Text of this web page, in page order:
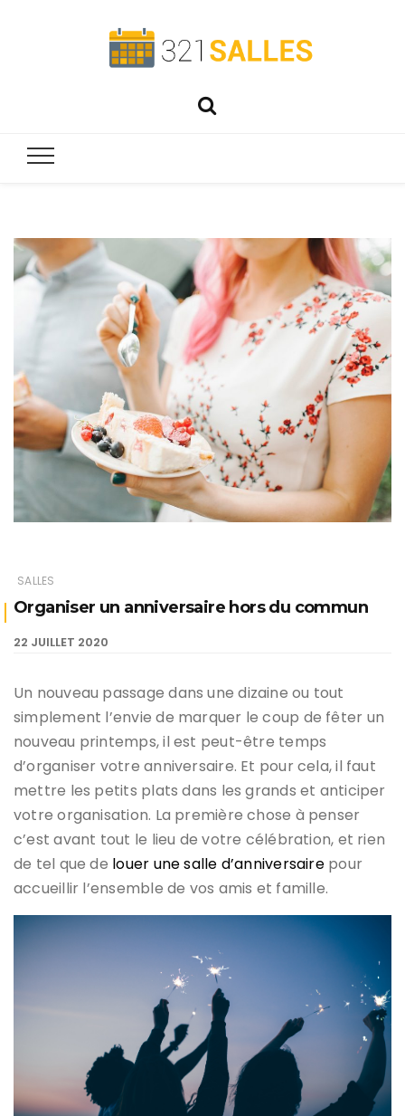
321salles
Préparez parfaitement vos événements !
SALLES
Organiser un anniversaire hors du commun
22 JUILLET 2020
Un nouveau passage dans une dizaine ou tout
simplement l’envie de marquer le coup de fêter un
nouveau printemps, il est peut-être temps
d’organiser votre anniversaire. Et pour cela, il faut
mettre les petits plats dans les grands et anticiper
votre organisation. La première chose à penser
c’est avant tout le lieu de votre célébration, et rien
de tel que de louer une salle d’anniversairepour
accueillir l’ensemble de vos amis et famille.